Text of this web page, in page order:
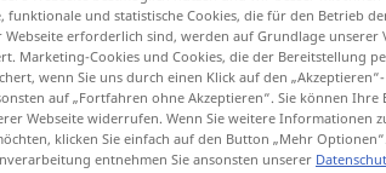
und statistische Cookies, die für den Betrieb
erforderlich sind, werden auf Grundlage unserer
Marketing-Cookies und Cookies, die der Bereitstellung
wenn Sie uns durch einen Klick auf den
auf „Fortfahren ohne Akzeptieren“. Sie können
Webseite widerrufen. Wenn Sie weitere Informationen
klicken Sie einfach auf den Button „Mehr
entnehmen Sie ansonsten unserer